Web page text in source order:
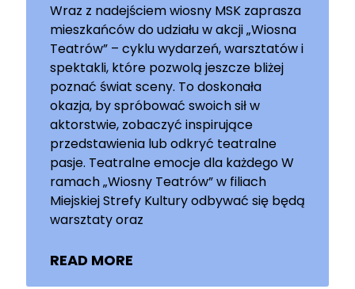
Wraz z nadejściem wiosny MSK zaprasza
mieszkańców do udziału w akcji „Wiosna
Teatrów” – cyklu wydarzeń, warsztatów i
spektakli, które pozwolą jeszcze bliżej
poznać świat sceny. To doskonała
okazja, by spróbować swoich sił w
aktorstwie, zobaczyć inspirujące
przedstawienia lub odkryć teatralne
pasje. Teatralne emocje dla każdego W
ramach „Wiosny Teatrów” w filiach
Miejskiej Strefy Kultury odbywać się będą
warsztaty oraz
READ MORE